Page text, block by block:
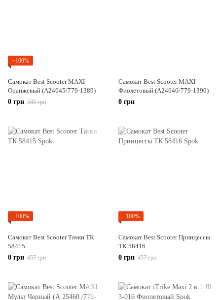
−100%
Самокат Best Scooter MAXI
Оранжевый (А24645/779-1389)
0 грн 588 грн
Самокат Best Scooter MAXI
Фиолетовый (А24646/779-1390)
0 грн
−100%
Самокат Best Scooter Тачки ТК
58415
0 грн 457 грн
−100%
Самокат Best Scooter Принцессы
ТК 58416
0 грн 457 грн